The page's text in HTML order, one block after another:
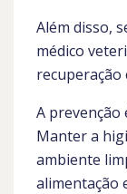
Além disso,
médico
recuperação
A prevenção
Manter a
ambiente
alimentação